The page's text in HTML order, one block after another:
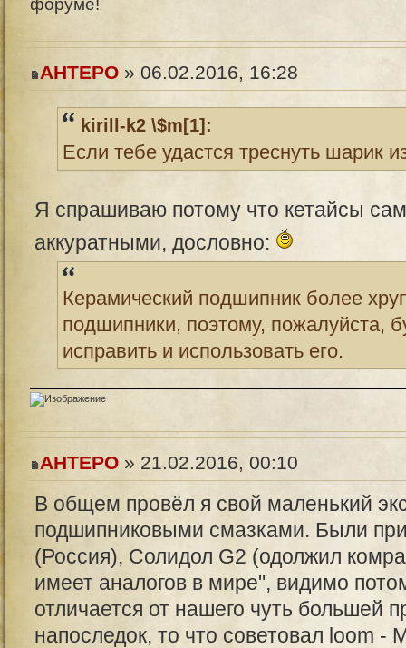
AHTEPO » 06.02.2016, 16:28
kirill-k2 \$m[1]:
Если тебе удастся треснуть шарик
Я спрашиваю потому что кетайсы
аккуратными, дословно:
Керамический подшипник более
подшипники, поэтому, пожалуйста,
исправить и использовать его.
AHTEPO » 21.02.2016, 00:10
В общем провёл я свой маленький
подшипниковыми смазками. Были
(Россия), Солидол G2 (одолжил
имеет аналогов в мире", видимо
отличается от нашего чуть большей
напоследок, то что советовал loom -